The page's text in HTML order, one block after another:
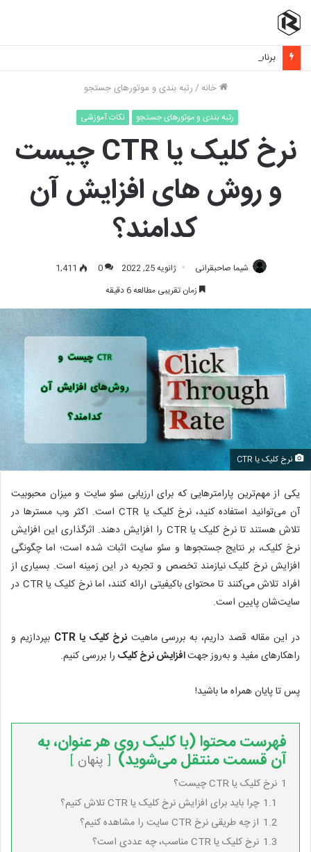
برنامه نویسی فرانت اند چیست و چه مهارت هایی نیاز دارد؟
خانه/رتبه بندی و موتورهای جستجو
رتبه بندی و موتورهای جستجو نکات آموزشی
نرخ کلیک یا CTR چیست
و روش های افزایش آن
کدامند؟
شیما صاحبقرانی ژانویه 25, 2022 0
1,411
زمان تقریبی مطالعه 6 دقیقه
نرخ کلیک یا CTR
یکی از مهم‌ترین پارامترهایی که برای ارزیابی سئو سایت و میزان محبوبیت
آن می‌توانید استفاده کنید، نرخ کلیک یا CTR است. اکثر وب مسترها در
تلاش هستند تا نرخ کلیک یا CTR را افزایش دهند. اثرگذاری این افزایش
نرخ کلیک، بر نتایج جستجوها و سئو سایت اثبات شده است؛ اما چگونگی
افزایش نرخ کلیک نیازمند تخصص و تجربه در این زمینه است. بسیاری از
افراد تلاش می‌کنند تا محتوای باکیفیتی ارائه کنند، اما نرخ کلیک یا CTR در
سایت‌شان پایین است.
در این مقاله قصد داریم، به بررسی ماهیتنرخ کلیک یاCTR بپردازیم و
راهکارهای مفید و به‌روز جهتافزایش نرخ کلیک را بررسی کنیم.
پس تا پایان همراه ما باشید!
فهرست محتوا (با کلیک روی هر عنوان، به
آن قسمت منتقل می‌شوید) پنهان
1 نرخ کلیک یا CTR چیست؟
1.1 چرا باید برای افزایش نرخ کلیک یا CTR تلاش کنیم؟
1.2 از چه طریقی نرخ CTR سایت را مشاهده کنیم؟
1.3 نرخ کلیک یا CTR مناسب، چه عددی است؟